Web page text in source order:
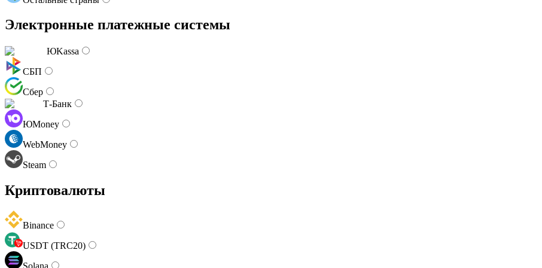
Электронные платежные системы
ЮKassa
СБП
Сбер
Т-Банк
ЮMoney
WebMoney
Steam
Криптовалюты
Binance
USDT (TRC20)